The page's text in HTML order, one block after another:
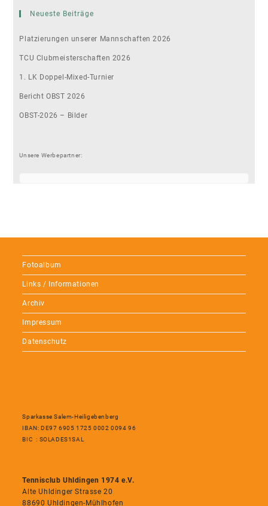
Neueste Beiträge
Platzierungen unserer Mannschaften 2026
TCU Clubmeisterschaften 2026
1. LK Doppel-Mixed-Turnier
Bericht OBST 2026
OBST-2026 – Bilder
Unsere Werbepartner:
Fotoalbum
Links / Informationen
Archiv
Impressum
Datenschutz
Sparkasse Salem-Heiligebenberg
IBAN: DE97 6905 1725 0002 0094 96
BIC : SOLADES1SAL
Tennisclub Uhldingen 1974 e.V.
Alte Uhldinger Strasse 20
88690 Uhldingen-Mühlhofen